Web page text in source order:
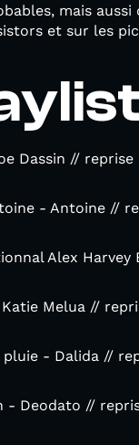
mais
et sur les
Dassin //
- Antoine //
Alex
Melua //
- Dalida //
- Deodato //